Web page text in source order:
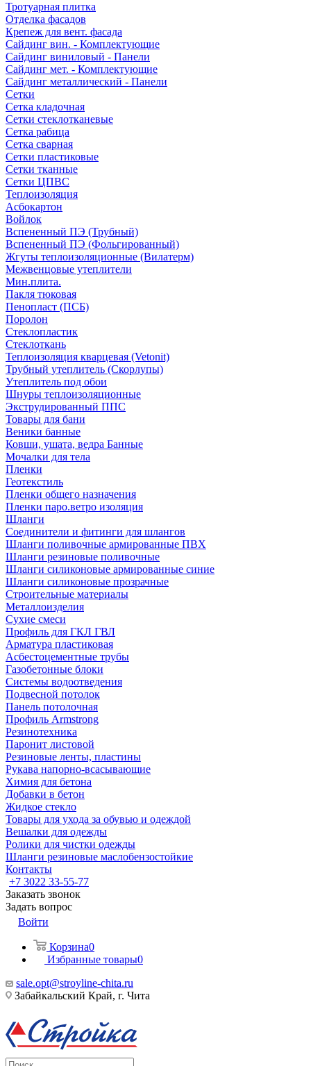
Тротуарная плитка
Отделка фасадов
Крепеж для вент. фасада
Сайдинг вин. - Комплектующие
Сайдинг виниловый - Панели
Сайдинг мет. - Комплектующие
Сайдинг металлический - Панели
Сетки
Сетка кладочная
Сетки стеклотканевые
Сетка рабица
Сетка сварная
Сетки пластиковые
Сетки тканные
Сетки ЦПВС
Теплоизоляция
Асбокартон
Войлок
Вспененный ПЭ (Трубный)
Вспененный ПЭ (Фольгированный)
Жгуты теплоизоляционные (Вилатерм)
Межвенцовые утеплители
Мин.плита.
Пакля тюковая
Пенопласт (ПСБ)
Поролон
Стеклопластик
Стеклоткань
Теплоизоляция кварцевая (Vetonit)
Трубный утеплитель (Скорлупы)
Утеплитель под обои
Шнуры теплоизоляционные
Экструдированный ППС
Товары для бани
Веники банные
Ковши, ушата, ведра Банные
Мочалки для тела
Пленки
Геотекстиль
Пленки общего назначения
Пленки паро.ветро изоляция
Шланги
Соединители и фитинги для шлангов
Шланги поливочные армированные ПВХ
Шланги резиновые поливочные
Шланги силиконовые армированные синие
Шланги силиконовые прозрачные
Строительные материалы
Металлоизделия
Сухие смеси
Профиль для ГКЛ ГВЛ
Арматура пластиковая
Асбестоцементные трубы
Газобетонные блоки
Системы водоотведения
Подвесной потолок
Панель потолочная
Профиль Armstrong
Резинотехника
Паронит листовой
Резиновые ленты, пластины
Рукава напорно-всасывающие
Химия для бетона
Добавки в бетон
Жидкое стекло
Товары для ухода за обувью и одеждой
Вешалки для одежды
Ролики для чистки одежды
Шланги резиновые маслобензостойкие
Контакты
+7 3022 33-55-77
Заказать звонок
Задать вопрос
Войти
Корзина0
Избранные товары0
sale.opt@stroyline-chita.ru
Забайкальский Край, г. Чита